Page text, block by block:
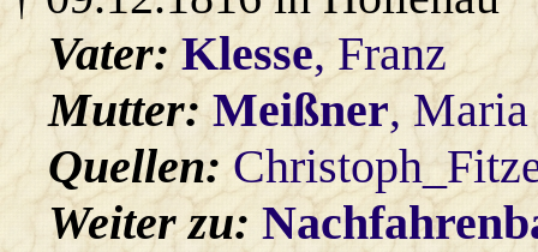
Vater:Klesse, Franz
Mutter:Meißner,
Quellen:
Weiter zu: